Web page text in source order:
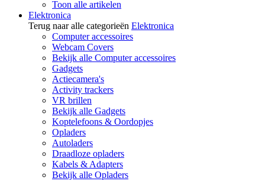
Toon alle artikelen
Elektronica
Terug naar alle categorieën Elektronica
Computer accessoires
Webcam Covers
Bekijk alle Computer accessoires
Gadgets
Actiecamera's
Activity trackers
VR brillen
Bekijk alle Gadgets
Koptelefoons & Oordopjes
Opladers
Autoladers
Draadloze opladers
Kabels & Adapters
Bekijk alle Opladers